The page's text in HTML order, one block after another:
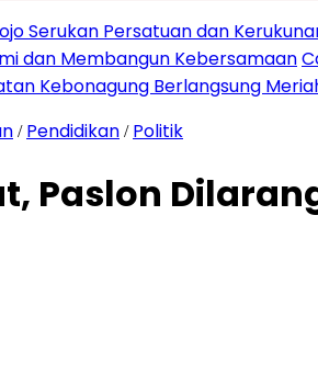
Serukan Persatuan dan
dan Membangun Kebersamaan
Kebonagung Berlangsung
/ Pendidikan / Politik
Paslon